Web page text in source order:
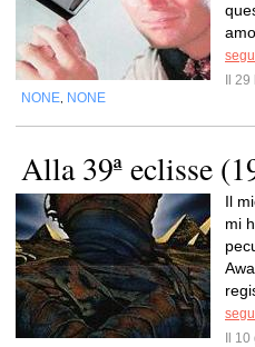
Il
NONE NONE
Alla 39ª eclisse
Il
mi
Il